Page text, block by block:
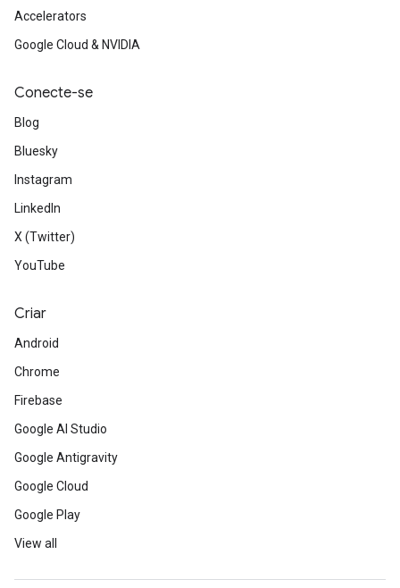
Accelerators
Google Cloud & NVIDIA
Conecte-se
Blog
Bluesky
Instagram
LinkedIn
X (Twitter)
YouTube
Criar
Android
Chrome
Firebase
Google AI Studio
Google Antigravity
Google Cloud
Google Play
View all